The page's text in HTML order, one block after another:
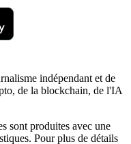
indépendant et de
de la blockchain, de l'IA
sont produites avec une
Pour plus de détails